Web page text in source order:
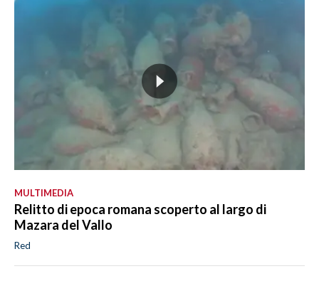
MULTIMEDIA
Relitto di epoca romana scoperto al largo di
Mazara del Vallo
Red